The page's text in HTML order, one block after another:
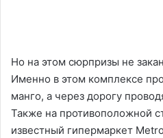
Но на этом сюрпризы не
Именно в этом комплексе
манго, а через дорогу
Также на противоположной
известный гипермаркет